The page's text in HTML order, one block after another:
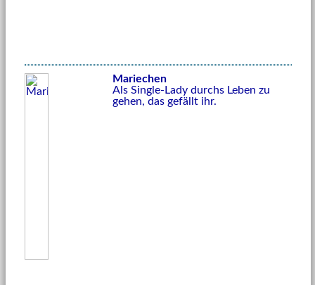
Mariechen
Als Single-Lady durchs Leben zu
gehen, das gefällt ihr.